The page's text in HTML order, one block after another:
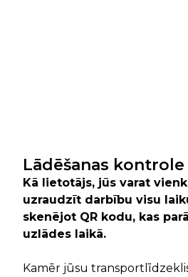
Lādēšanas
Kā lietotājs, jūs varat
uzraudzīt darbību visu
skenējot QR kodu, kas
uzlādes laikā.
Kamēr jūsu